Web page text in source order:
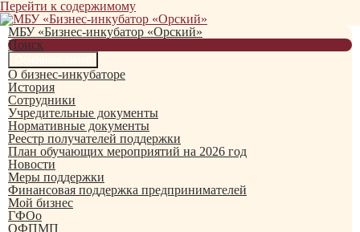
Перейти к содержимому
МБУ «Бизнес-инкубатор «Орский»
Поиск
О бизнес-инкубаторе
История
Сотрудники
Учредительные документы
Нормативные документы
Реестр получателей поддержки
План обучающих мероприятий на 2026 год
Новости
Меры поддержки
Финансовая поддержка предпринимателей
Мой бизнес
ГФОо
ОФПМП